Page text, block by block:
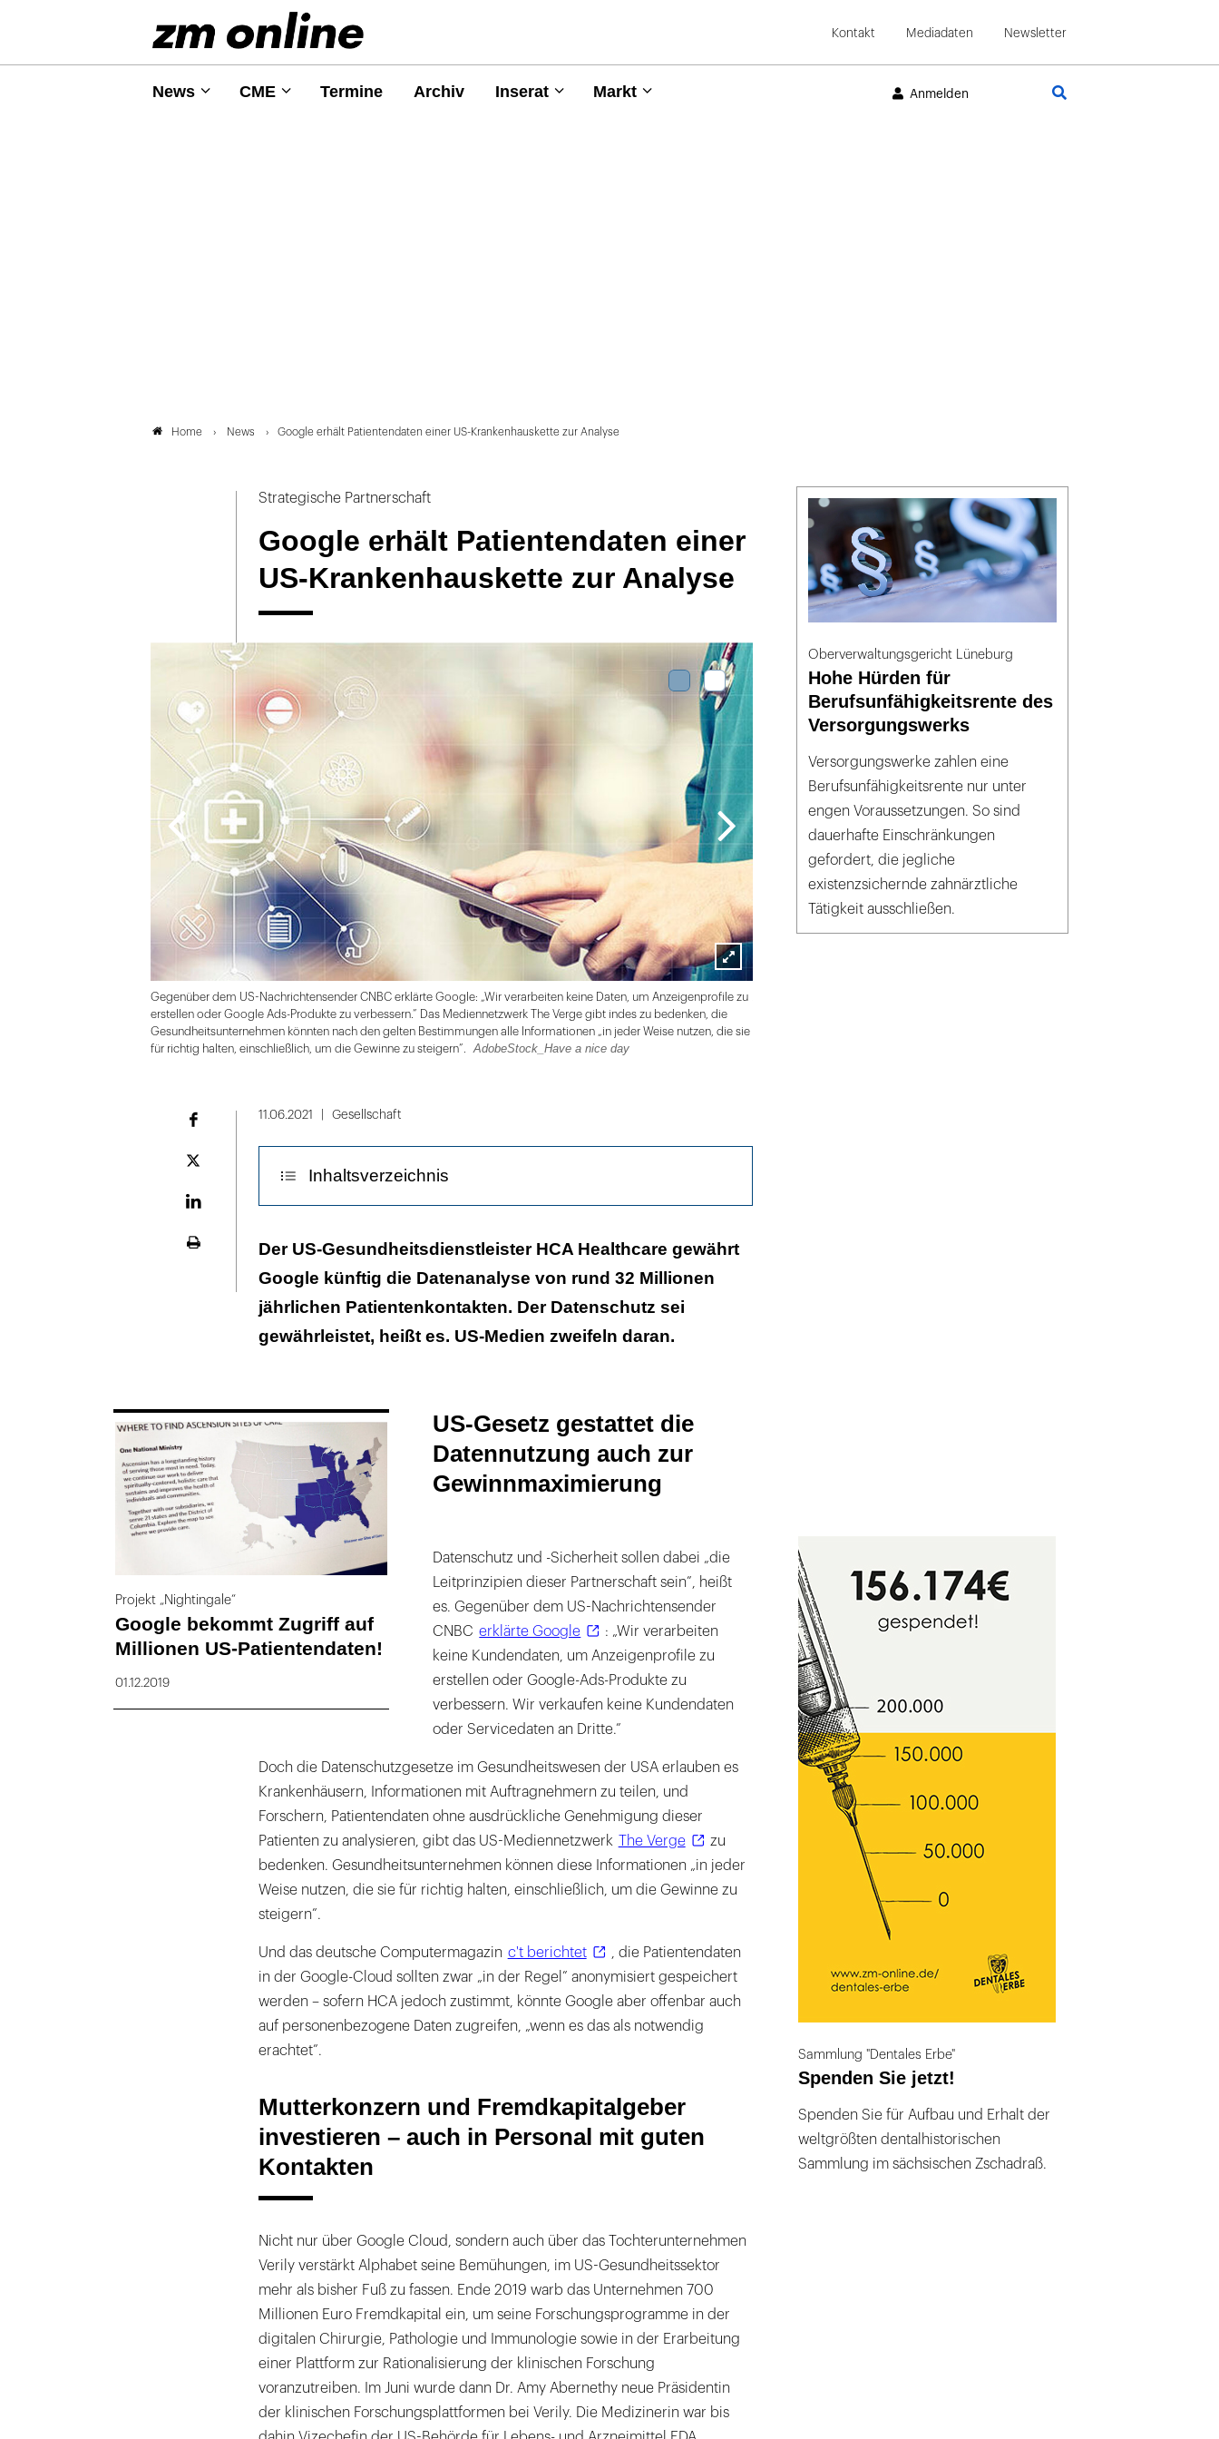
Kontakt Mediadaten Newsletter
News CME Termine Archiv Inserat Markt Anmelden
Home News Google erhält Patientendaten einer US-Krankenhauskette zur Analyse
Strategische Partnerschaft
Google erhält Patientendaten einer
US-Krankenhauskette zur Analyse
Lightbox
öffnen
Gegenüber dem US-Nachrichtensender CNBC erklärte Google: „Wir verarbeiten keine Daten, um Anzeigenprofile zu
erstellen oder Google Ads-Produkte zu verbessern.” Das Mediennetzwerk The Verge gibt indes zu bedenken, die
Gesundheitsunternehmen könnten nach den gelten Bestimmungen alle Informationen „in jeder Weise nutzen, die sie
für richtig halten, einschließlich, um die Gewinne zu steigern”.
AdobeStock_Have a nice day
Plattform
11.06.2021 Gesellschaft
Inhaltsverzeichnis
US-Gesetz gestattet die Datennutzung auch zur
Mutterkonzern und Fremdkapitalgeber investieren – auch in
Personal mit guten Kontakten
Der US-Gesundheitsdienstleister HCA Healthcare gewährt
Google künftig die Datenanalyse von rund 32 Millionen
jährlichen Patientenkontakten. Der Datenschutz sei
gewährleistet, heißt es. US-Medien zweifeln daran.
169
Projekt „Nightingale“
Google bekommt Zugriff auf
Millionen US-Patientendaten!
01.12.2019
US-Gesetz gestattet die
Datennutzung auch zur
Gewinnmaximierung
Datenschutz und -Sicherheit sollen dabei „die
Leitprinzipien dieser Partnerschaft sein”, heißt
es. Gegenüber dem US-Nachrichtensender
CNBC erklärte Google
: „Wir verarbeiten
keine Kundendaten, um Anzeigenprofile zu
erstellen oder Google-Ads-Produkte zu
verbessern. Wir verkaufen keine Kundendaten
oder Servicedaten an Dritte.”
Doch die Datenschutzgesetze im Gesundheitswesen der USA erlauben es
Krankenhäusern, Informationen mit Auftragnehmern zu teilen, und
Forschern, Patientendaten ohne ausdrückliche Genehmigung dieser
Patienten zu analysieren, gibt das US-Mediennetzwerk
The Verge
zu
bedenken. Gesundheitsunternehmen können diese Informationen „in jeder
Weise nutzen, die sie für richtig halten, einschließlich, um die Gewinne zu
steigern”.
Und das deutsche Computermagazin c't berichtet
, die Patientendaten
in der Google-Cloud sollten zwar „in der Regel” anonymisiert gespeichert
werden – sofern HCA jedoch zustimmt, könnte Google aber offenbar auch
auf personenbezogene Daten zugreifen, „wenn es das als notwendig
erachtet”.
Mutterkonzern und Fremdkapitalgeber
investieren – auch in Personal mit guten
Kontakten
Nicht nur über Google Cloud, sondern auch über das Tochterunternehmen
Verily verstärkt Alphabet seine Bemühungen, im US-Gesundheitssektor
mehr als bisher Fuß zu fassen. Ende 2019 warb das Unternehmen 700
Millionen Euro Fremdkapital ein, um seine Forschungsprogramme in der
digitalen Chirurgie, Pathologie und Immunologie sowie in der Erarbeitung
einer Plattform zur Rationalisierung der klinischen Forschung
voranzutreiben. Im Juni wurde dann Dr. Amy Abernethy neue Präsidentin
der klinischen Forschungsplattformen bei Verily. Die Medizinerin war bis
Oberverwaltungsgericht Lüneburg
Hohe Hürden für
Berufsunfähigkeitsrente des
Versorgungswerks
Versorgungswerke zahlen eine
Berufsunfähigkeitsrente nur unter
engen Voraussetzungen. So sind
dauerhafte Einschränkungen
gefordert, die jegliche
existenzsichernde zahnärztliche
Tätigkeit ausschließen.
Sammlung "Dentales Erbe"
Spenden Sie jetzt!
Spenden Sie für Aufbau und Erhalt der
weltgrößten dentalhistorischen
Sammlung im sächsischen Zschadraß.